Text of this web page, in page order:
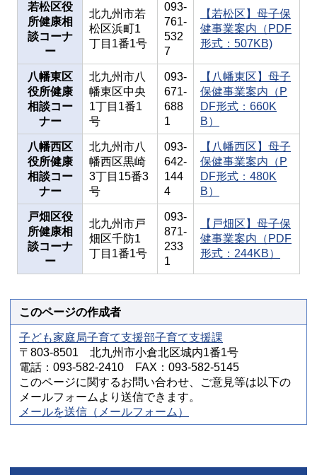
若松区役
所健康相
談コーナ
ー
北九州市若
松区浜町1
丁目1番1号
093-
761-
532
7
【若松区】母子保
健事業案内（PDF
形式：507KB)
八幡東区
役所健康
相談コー
ナー
北九州市八
幡東区中央
1丁目1番1
号
093-
671-
688
1
【八幡東区】母子
保健事業案内（P
DF形式：660K
B）
八幡西区
役所健康
相談コー
ナー
北九州市八
幡西区黒崎
3丁目15番3
号
093-
642-
144
4
【八幡西区】母子
保健事業案内（P
DF形式：480K
B）
戸畑区役
所健康相
談コーナ
ー
北九州市戸
畑区千防1
丁目1番1号
093-
871-
233
1
【戸畑区】母子保
健事業案内（PDF
形式：244KB）
このページの作成者
子ども家庭局子育て支援部子育て支援課
〒803-8501 北九州市小倉北区城内1番1号
電話：093-582-2410 FAX：093-582-5145
このページに関するお問い合わせ、ご意見等は以下の
メールフォームより送信できます。
メールを送信（メールフォーム）